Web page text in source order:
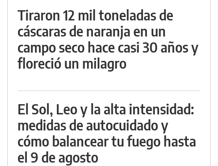
Tiraron 12 mil toneladas de
cáscaras de naranja en un
campo seco hace casi 30 años y
floreció un milagro
El Sol, Leo y la alta intensidad:
medidas de autocuidado y
cómo balancear tu fuego hasta
el 9 de agosto